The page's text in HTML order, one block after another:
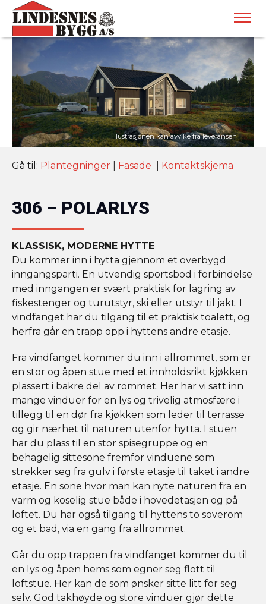
Gå til: Plantegninger Fasade Kontaktskjema
306 – POLARLYS
KLASSISK, MODERNE HYTTE
Du kommer inn i hytta gjennom et overbygd
inngangsparti. En utvendig sportsbod i forbindelse
med inngangen er svært praktisk for lagring av
fiskestenger og turutstyr, ski eller utstyr til jakt. I
vindfanget har du tilgang til et praktisk toalett, og
herfra går en trapp opp i hyttens andre etasje.
Fra vindfanget kommer du inn i allrommet, som er
en stor og åpen stue med et innholdsrikt kjøkken
plassert i bakre del av rommet. Her har vi satt inn
mange vinduer for en lys og trivelig atmosfære i
tillegg til en dør fra kjøkken som leder til terrasse
og gir nærhet til naturen utenfor hytta. I stuen
har du plass til en stor spisegruppe og en
behagelig sittesone fremfor vinduene som
strekker seg fra gulv i første etasje til taket i andre
etasje. En sone hvor man kan nyte naturen fra en
varm og koselig stue både i hovedetasjen og på
loftet. Du har også tilgang til hyttens to soverom
og et bad, via en gang fra allrommet.
Går du opp trappen fra vindfanget kommer du til
en lys og åpen hems som egner seg flott til
loftstue. Her kan de som ønsker sitte litt for seg
selv. God takhøyde og store vinduer gjør dette